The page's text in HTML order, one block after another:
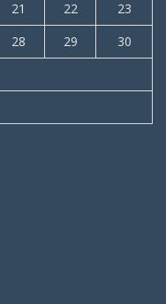
21 22
23
28 29
30